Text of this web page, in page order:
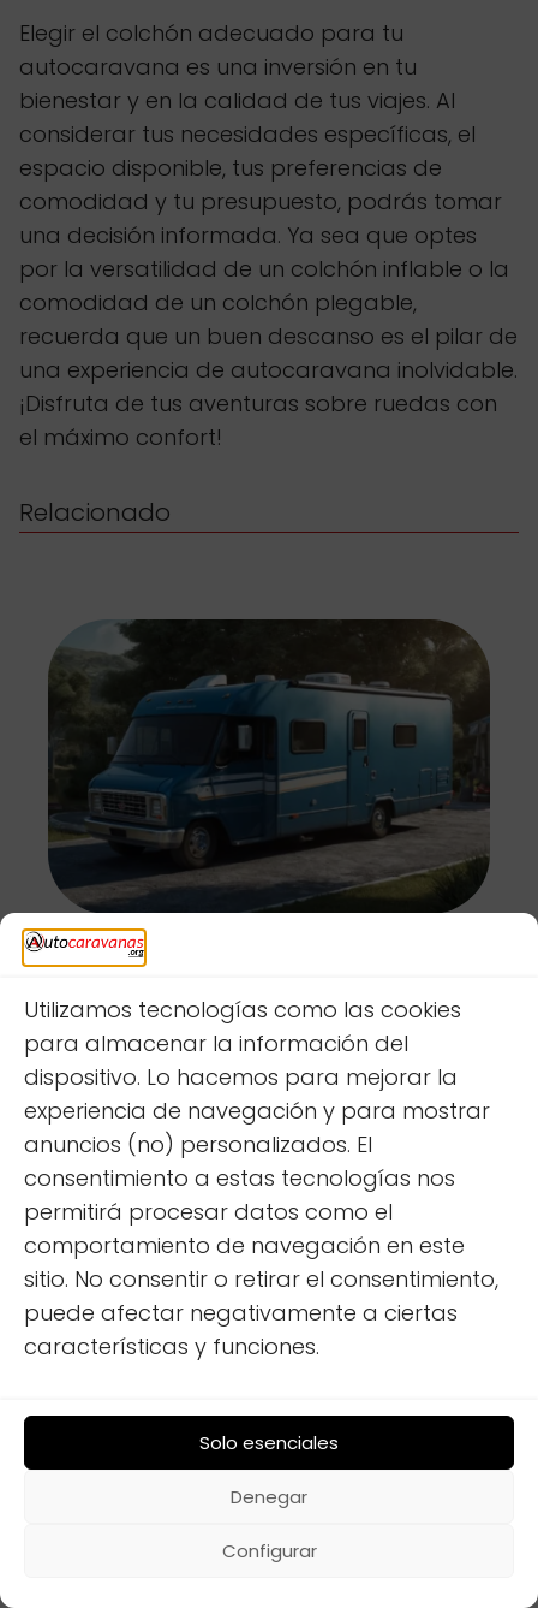
Utilizamos tecnologías como las cookies
para almacenar la información del
dispositivo. Lo hacemos para mejorar la
experiencia de navegación y para mostrar
anuncios (no) personalizados. El
consentimiento a estas tecnologías nos
permitirá procesar datos como el
comportamiento de navegación en este
sitio. No consentir o retirar el consentimiento,
puede afectar negativamente a ciertas
características y funciones.
Solo esenciales
Denegar
Configurar
Elegir el colchón adecuado para tu
autocaravana es una inversión en tu
bienestar y en la calidad de tus viajes. Al
considerar tus necesidades específicas, el
espacio disponible, tus preferencias de
comodidad y tu presupuesto, podrás tomar
una decisión informada. Ya sea que optes
por la versatilidad de un colchón inflable o la
comodidad de un colchón plegable,
recuerda que un buen descanso es el pilar de
una experiencia de autocaravana inolvidable.
¡Disfruta de tus aventuras sobre ruedas con
el máximo confort!
Relacionado
Bombas de agua para
autocaravanas: guía para elegir la
ideal
eficiencia garantizada